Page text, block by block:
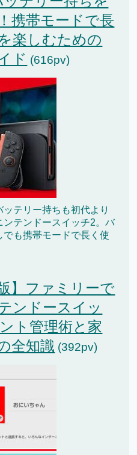
携帯モードで長
楽しむための
ド (616pv)
テリー持ちも初代より
テンドースイッチ2。バ
も携帯モードで長く使
】ファミリーで
ンドースイッ
ト管理術と家
全知識 (392pv)